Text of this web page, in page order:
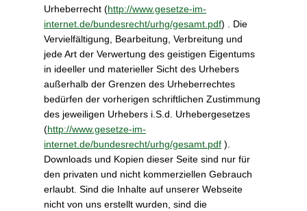
Urheberrecht (http://www.gesetze-im-
internet.de/bundesrecht/urhg/gesamt.pdf) . Die
Vervielfältigung, Bearbeitung, Verbreitung und
jede Art der Verwertung des geistigen Eigentums
in ideeller und materieller Sicht des Urhebers
außerhalb der Grenzen des Urheberrechtes
bedürfen der vorherigen schriftlichen Zustimmung
des jeweiligen Urhebers i.S.d. Urhebergesetzes
(http://www.gesetze-im-
internet.de/bundesrecht/urhg/gesamt.pdf ).
Downloads und Kopien dieser Seite sind nur für
den privaten und nicht kommerziellen Gebrauch
erlaubt. Sind die Inhalte auf unserer Webseite
nicht von uns erstellt wurden, sind die